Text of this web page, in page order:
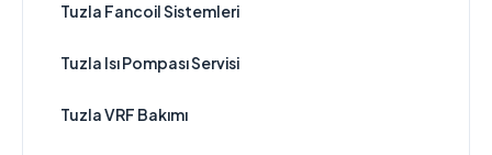
Tuzla Fancoil Sistemleri
Tuzla Isı Pompası Servisi
Tuzla VRF Bakımı